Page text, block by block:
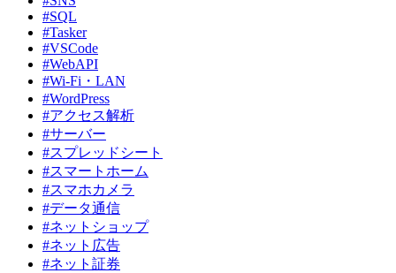
#SQL
#Tasker
#VSCode
#WebAPI
#Wi-Fi・LAN
#WordPress
#アクセス解析
#サーバー
#スプレッドシート
#スマートホーム
#スマホカメラ
#データ通信
#ネットショップ
#ネット広告
#ネット証券